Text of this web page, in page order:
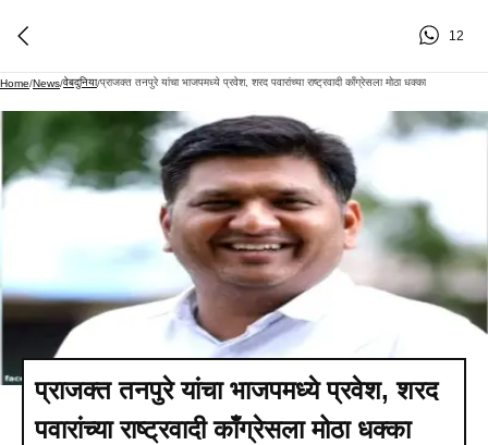
12
Home/News/वेबदुनिया/प्राजक्त तनपुरे यांचा भाजपमध्ये प्रवेश, शरद पवारांच्या राष्ट्रवादी काँग्रेसला मोठा धक्का
प्राजक्त तनपुरे यांचा भाजपमध्ये प्रवेश, शरद
पवारांच्या राष्ट्रवादी काँग्रेसला मोठा धक्का